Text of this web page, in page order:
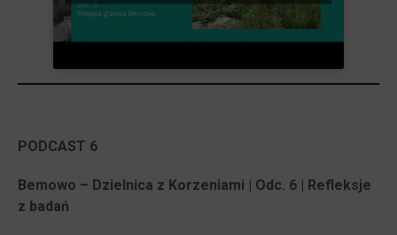
PODCAST 6
Bemowo – Dzielnica z Korzeniami | Odc. 6 | Refleksje
z badań